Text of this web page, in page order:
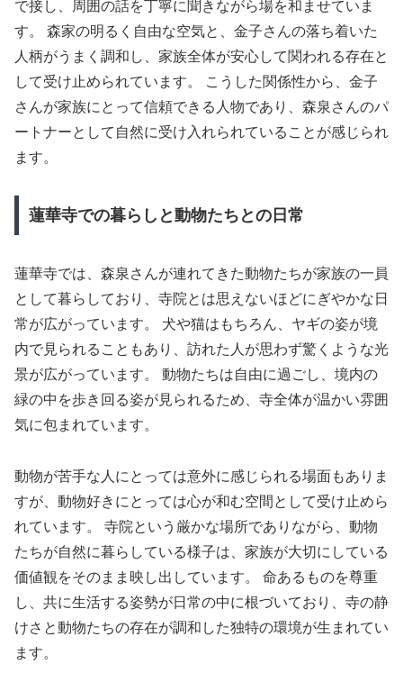
で接し、周囲の話を丁寧に聞きながら場を和ませていま
す。 森家の明るく自由な空気と、金子さんの落ち着いた
人柄がうまく調和し、家族全体が安心して関われる存在と
して受け止められています。 こうした関係性から、金子
さんが家族にとって信頼できる人物であり、森泉さんのパ
ートナーとして自然に受け入れられていることが感じられ
ます。
蓮華寺での暮らしと動物たちとの日常
蓮華寺では、森泉さんが連れてきた動物たちが家族の一員
として暮らしており、寺院とは思えないほどにぎやかな日
常が広がっています。 犬や猫はもちろん、ヤギの姿が境
内で見られることもあり、訪れた人が思わず驚くような光
景が広がっています。 動物たちは自由に過ごし、境内の
緑の中を歩き回る姿が見られるため、寺全体が温かい雰囲
気に包まれています。
動物が苦手な人にとっては意外に感じられる場面もありま
すが、動物好きにとっては心が和む空間として受け止めら
れています。 寺院という厳かな場所でありながら、動物
たちが自然に暮らしている様子は、家族が大切にしている
価値観をそのまま映し出しています。 命あるものを尊重
し、共に生活する姿勢が日常の中に根づいており、寺の静
けさと動物たちの存在が調和した独特の環境が生まれてい
ます。